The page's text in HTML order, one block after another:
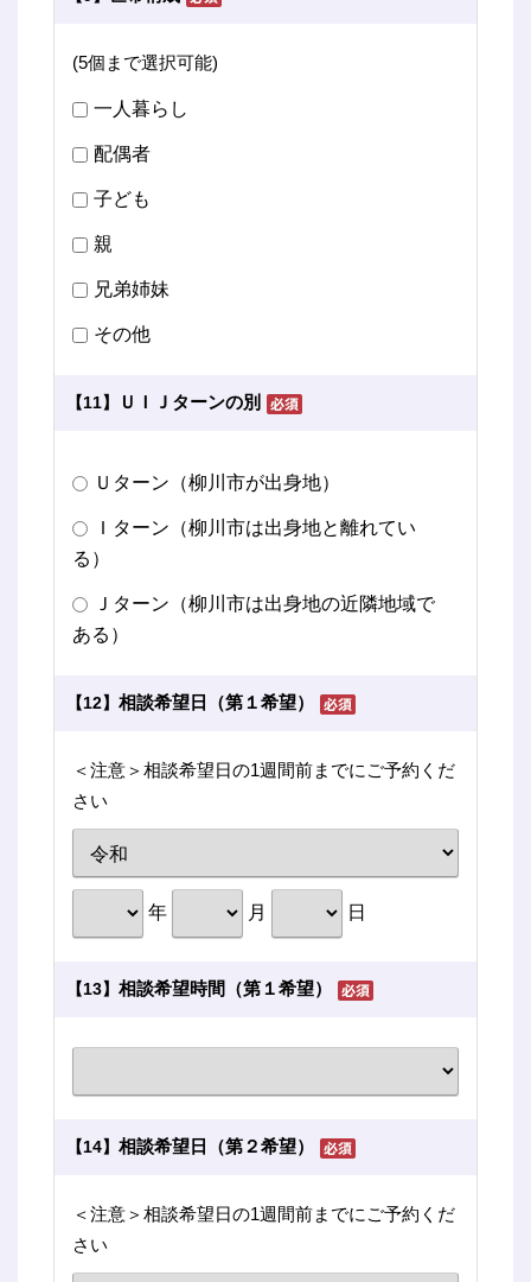
(5個まで選択可能)
一人暮らし
配偶者
子ども
親
兄弟姉妹
その他
【11】 ＵＩＪターンの別
Ｕターン（柳川市が出身地）
Ｉターン（柳川市は出身地と離れてい
る）
Ｊターン（柳川市は出身地の近隣地域で
ある）
【12】 相談希望日（第１希望）
＜注意＞相談希望日の1週間前までにご予約くだ
さい
年 月 日
【13】 相談希望時間（第１希望）
【14】 相談希望日（第２希望）
＜注意＞相談希望日の1週間前までにご予約くだ
さい